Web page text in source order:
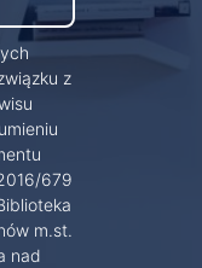
z
679
m.st.
nad